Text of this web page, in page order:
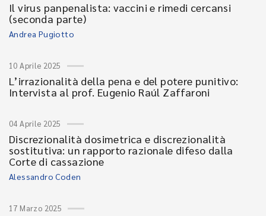
Il virus panpenalista: vaccini e rimedi cercansi
(seconda parte)
Andrea Pugiotto
10 Aprile 2025
L’irrazionalità della pena e del potere punitivo:
Intervista al prof. Eugenio Raúl Zaffaroni
04 Aprile 2025
Discrezionalità dosimetrica e discrezionalità
sostitutiva: un rapporto razionale difeso dalla
Corte di cassazione
Alessandro Coden
17 Marzo 2025